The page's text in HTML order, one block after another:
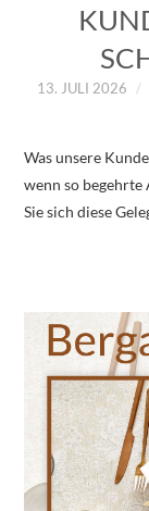
ÜBER UNS
ZUM
13. JULI 2026
Was unsere
wenn so
Sie sich diese